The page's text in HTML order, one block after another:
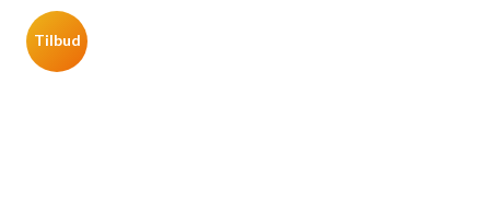
Tilbud